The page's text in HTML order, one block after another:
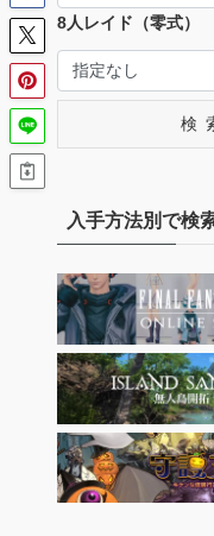
8人レイド（零式）
検
入手方法別で検